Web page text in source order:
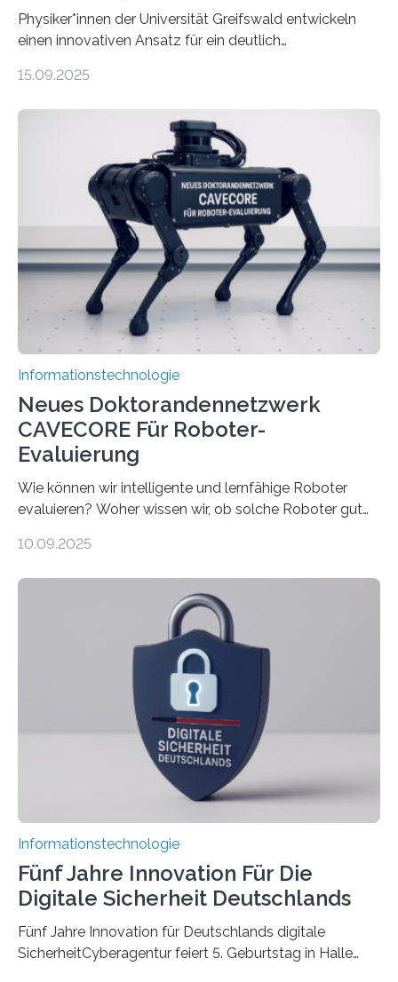
Physiker*innen der Universität Greifswald entwickeln
einen innovativen Ansatz für ein deutlich
Lösungsweg ist inspiriert vom menschlichen Gehirn. Die
stellt die heutige Computertechnik vor
Herausforderungen. Herkömmliche Silizium-
Prozessoren stoßen an ihre Grenzen: Sie verbrauchen
viel Energie, die Speicher- und Verarbeitungseinheiten
sind voneinander getrennt und die Datenübertragung
bremst komplexe Anwendungen aus. Da KI-Modelle
immer größer werden und riesige Datenmengen
verarbeiten müssen, steigt der Bedarf an neuen
Rechenarchitekturen. Neben Quantencomputern
rücken dabei insbesondere…
15.09.2025
Informationstechnologie
Neues Doktorandennetzwerk
CAVECORE Für Roboter-
Evaluierung
Wie können wir intelligente und lernfähige Roboter
evaluieren? Woher wissen wir, ob solche Roboter gut
sich CAVECORE – ein neues Marie Skłodowska-Curie
koordiniert wird. Ab dem 1. September werden sich
über einen Zeitraum von vier Jahren insgesamt 15
Promovierende im Rahmen von CAVECORE mit
kognitiven Robotern beschäftigen – also mit Robotern,
die mittels Sensoren ihre Umgebung erfassen,
Informationen verarbeiten und häufig auch mit…
10.09.2025
Informationstechnologie
Fünf Jahre Innovation Für Die
Digitale Sicherheit Deutschlands
Fünf Jahre Innovation für Deutschlands digitale
SicherheitCyberagentur feiert 5. Geburtstag in Halle